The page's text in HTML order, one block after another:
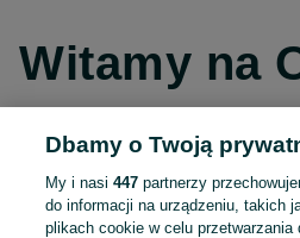
Witamy na
Kontynuuj
Kontynuuj
Dbamy o Twoją
My i nasi447 partnerzy
do informacji na urządzeniu, takich
plikach cookie w celu przetwarzania